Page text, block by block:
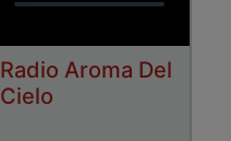
Radio Aroma Del
Cielo